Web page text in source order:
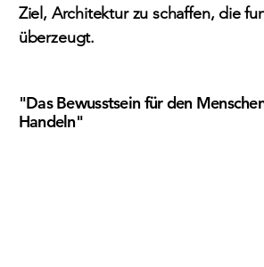
Ziel, Architektur zu schaffen, die
überzeugt.
"Das Bewusstsein für den
Handeln"